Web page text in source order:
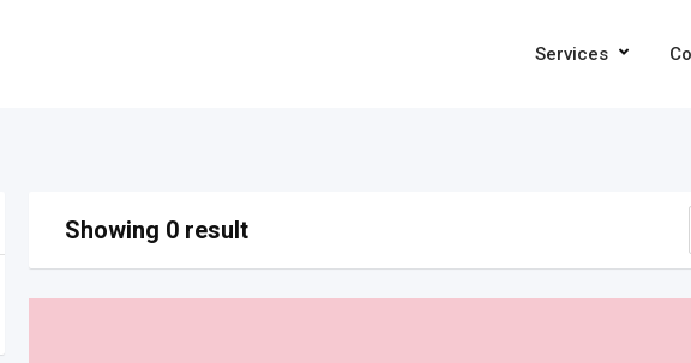
Services
Showing 0 result